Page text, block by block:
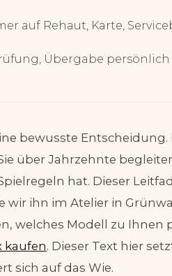
auf Rehaut, Karte,
Übergabe persönlich
bewusste
über Jahrzehnte
hat. Dieser
wir ihn im Atelier in
welches Modell zu Ihnen
kaufen. Dieser Text hier
sich auf das Wie.